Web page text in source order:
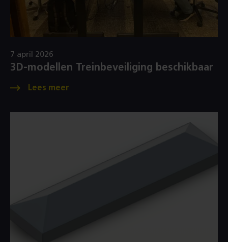
3D‑modellen Treinbeveiliging beschikbaar
7 april 2026